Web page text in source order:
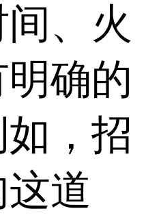
、火
确的
，招
道